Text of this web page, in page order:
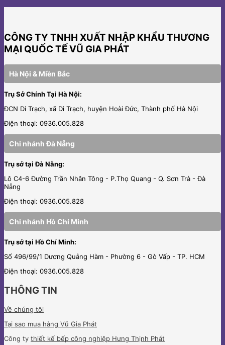
CÔNG TY TNHH XUẤT NHẬP KHẨU THƯƠNG
MẠI QUỐC TẾ VŨ GIA PHÁT
Hà Nội & Miền Bắc
Trụ Sở Chính Tại Hà Nội:
ĐCN Di Trạch, xã Di Trạch, huyện Hoài Đức, Thành phố Hà Nội
Điện thoại: 0936.005.828
Chi nhánh Đà Nẵng
Trụ sở tại Đà Nẵng:
Lô C4-6 Đường Trần Nhân Tông - P.Thọ Quang - Q. Sơn Trà - Đà
Nẵng
Điện thoại: 0936.005.828
Chi nhánh Hồ Chí Minh
Trụ sở tại Hồ Chí Minh:
Số 496/99/1 Dương Quảng Hàm - Phường 6 - Gò Vấp - TP. HCM
Điện thoại: 0936.005.828
THÔNG TIN
Về chúng tôi
Tại sao mua hàng Vũ Gia Phát
Công ty thiết kế bếp công nghiệp Hưng Thịnh Phát